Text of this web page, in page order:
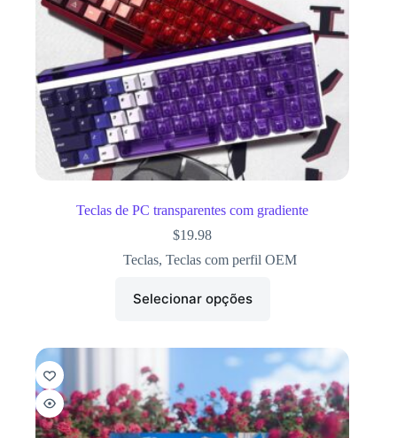
Teclas de PC transparentes com gradiente
$19.98
Teclas,Teclas com perfil OEM
Selecionar opções